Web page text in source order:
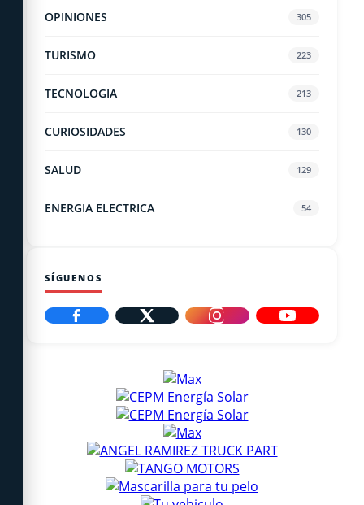
OPINIONES 305
TURISMO 223
TECNOLOGIA 213
CURIOSIDADES 130
SALUD 129
ENERGIA ELECTRICA 54
SÍGUENOS